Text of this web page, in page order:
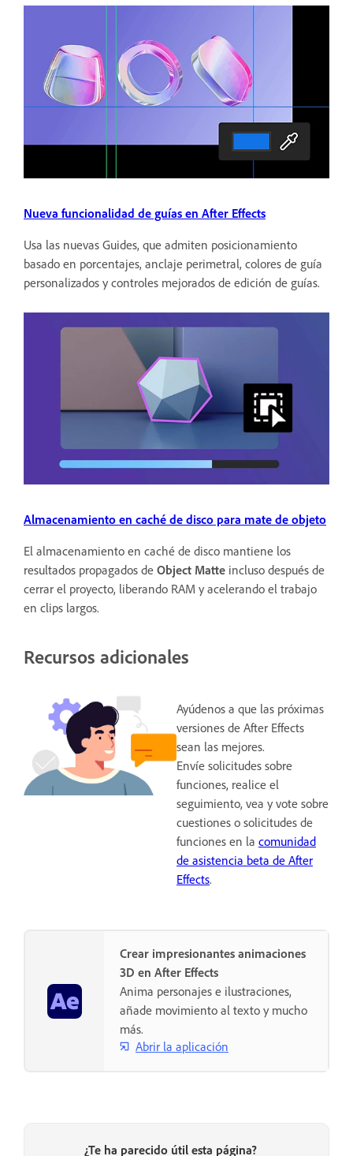
Nueva funcionalidad de guías en After Effects
Usa las nuevas Guides, que admiten posicionamiento
basado en porcentajes, anclaje perimetral, colores de guía
personalizados y controles mejorados de edición de guías.
Almacenamiento en caché de disco para mate de objeto
El almacenamiento en caché de disco mantiene los
resultados propagados de Object Matte incluso después de
cerrar el proyecto, liberando RAM y acelerando el trabajo
en clips largos.
Recursos adicionales
Ayúdenos a que las próximas
versiones de After Effects
sean las mejores.
Envíe solicitudes sobre
funciones, realice el
seguimiento, vea y vote sobre
cuestiones o solicitudes de
funciones en la comunidad
de asistencia beta de After
Effects.
Crear impresionantes animaciones
3D en After Effects
Anima personajes e ilustraciones,
añade movimiento al texto y mucho
más.
Abrir la aplicación
¿Te ha parecido útil esta página?